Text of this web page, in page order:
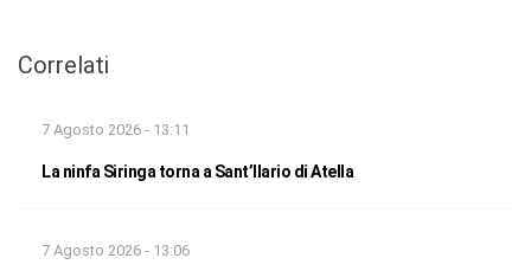
Correlati
7 Agosto 2026 - 13:11
La ninfa Siringa torna a Sant’Ilario di Atella
7 Agosto 2026 - 13:06